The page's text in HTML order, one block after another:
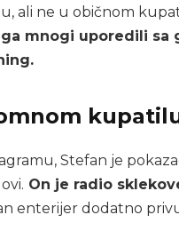
ali ne u običnom
mnogi uporedili sa
Stefan je
On je radio
enterijer dodatno